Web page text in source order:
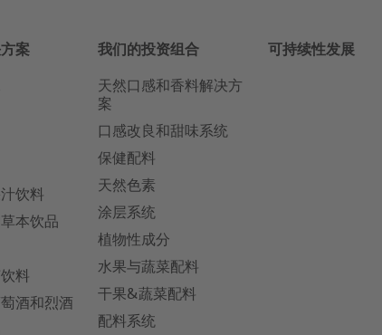
案
饮料
本饮品
料
酒和烈酒
我们的投资组合
天然口感和香料解决方
案
口感改良和甜味系统
保健配料
天然色素
涂层系统
植物性成分
水果与蔬菜配料
干果&蔬菜配料
配料系统
可持续性发展